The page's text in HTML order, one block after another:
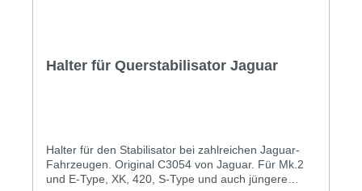
Halter für Querstabilisator Jaguar
Halter für den Stabilisator bei zahlreichen Jaguar-
Fahrzeugen. Original C3054 von Jaguar. Für Mk.2
und E-Type, XK, 420, S-Type und auch jüngere